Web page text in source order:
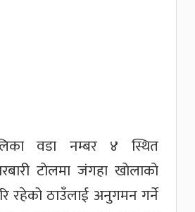
वडा नम्बर ४ स्थित
टाेलमा जंगहा खाेलाकाे
रहेको ठाउँलाई अनुगमन गर्ने